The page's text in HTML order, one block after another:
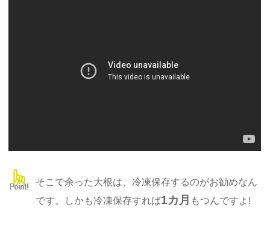
そこで余った大根は、冷凍保存するのがお勧めなん
です。しかも冷凍保存すれば1カ月 もつんですよ!